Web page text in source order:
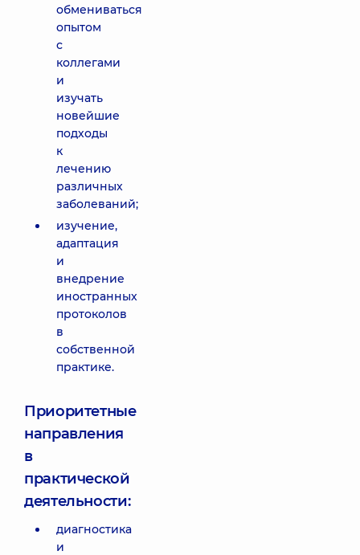
обмениваться
опытом
с
коллегами
и
изучать
новейшие
подходы
к
лечению
различных
заболеваний;
изучение,
адаптация
и
внедрение
иностранных
протоколов
в
собственной
практике.
Приоритетные
направления
в
практической
деятельности:
диагностика
и